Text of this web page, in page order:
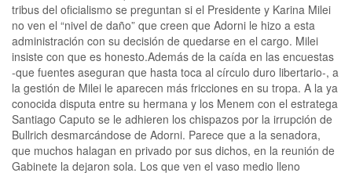
tribus del oficialismo se preguntan si el Presidente y Karina Milei
no ven el “nivel de daño” que creen que Adorni le hizo a esta
administración con su decisión de quedarse en el cargo. Milei
insiste con que es honesto.Además de la caída en las encuestas
-que fuentes aseguran que hasta toca al círculo duro libertario-, a
la gestión de Milei le aparecen más fricciones en su tropa. A la ya
conocida disputa entre su hermana y los Menem con el estratega
Santiago Caputo se le adhieren los chispazos por la irrupción de
Bullrich desmarcándose de Adorni. Parece que a la senadora,
que muchos halagan en privado por sus dichos, en la reunión de
Gabinete la dejaron sola. Los que ven el vaso medio lleno